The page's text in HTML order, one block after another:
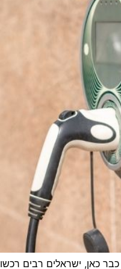
כאן, ישראלים רבים רכשו